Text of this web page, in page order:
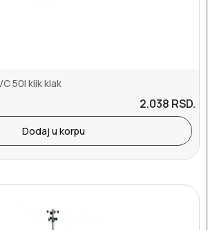
50l klik klak
2.038 RSD.
Dodaj u korpu